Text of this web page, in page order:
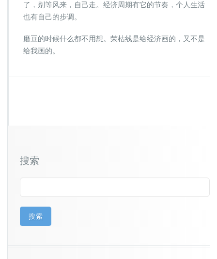
了，别等风来，自己走。经济周期有它的节奏，个人生活
也有自己的步调。
磨豆的时候什么都不用想。荣枯线是给经济画的，又不是
给我画的。
搜索
搜索